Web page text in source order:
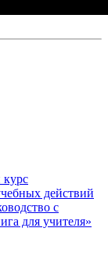
курс
действий
с
для учителя»